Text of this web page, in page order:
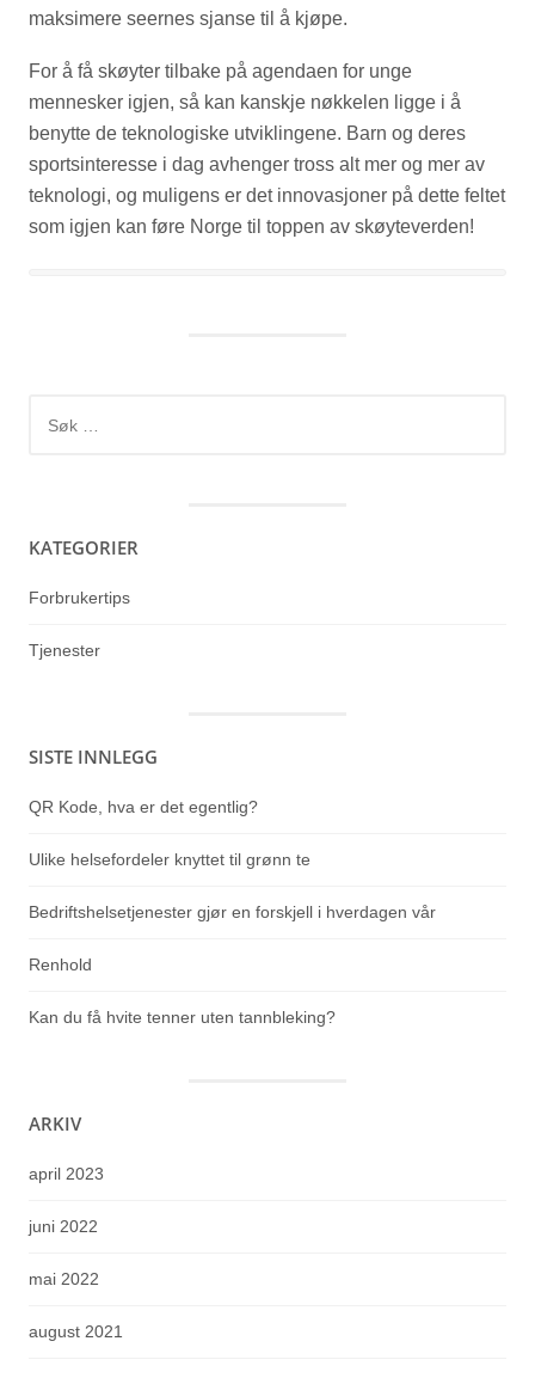
maksimere seernes sjanse til å kjøpe.
For å få skøyter tilbake på agendaen for unge
mennesker igjen, så kan kanskje nøkkelen ligge i å
benytte de teknologiske utviklingene. Barn og deres
sportsinteresse i dag avhenger tross alt mer og mer av
teknologi, og muligens er det innovasjoner på dette feltet
som igjen kan føre Norge til toppen av skøyteverden!
etter:
KATEGORIER
Forbrukertips
Tjenester
SISTE INNLEGG
QR Kode, hva er det egentlig?
Ulike helsefordeler knyttet til grønn te
Bedriftshelsetjenester gjør en forskjell i hverdagen vår
Renhold
Kan du få hvite tenner uten tannbleking?
ARKIV
april 2023
juni 2022
mai 2022
august 2021